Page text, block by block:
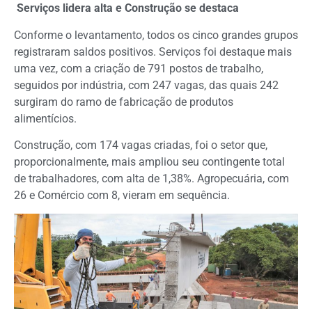
Serviços lidera alta e Construção se destaca
Conforme o levantamento, todos os cinco grandes grupos
registraram saldos positivos. Serviços foi destaque mais
uma vez, com a criação de 791 postos de trabalho,
seguidos por indústria, com 247 vagas, das quais 242
surgiram do ramo de fabricação de produtos
alimentícios.
Construção, com 174 vagas criadas, foi o setor que,
proporcionalmente, mais ampliou seu contingente total
de trabalhadores, com alta de 1,38%. Agropecuária, com
26 e Comércio com 8, vieram em sequência.